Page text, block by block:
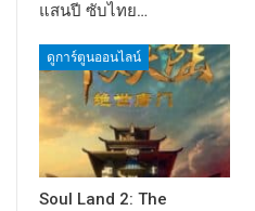
แสนปี ซับไทย…
ดูการ์ตูนออนไลน์
Soul Land 2: The